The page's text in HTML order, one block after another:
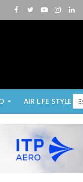
AIR LIFE STYLE